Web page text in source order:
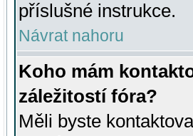
příslušné instrukce.
Návrat nahoru
Koho mám
záležitostí fóra?
Měli byste